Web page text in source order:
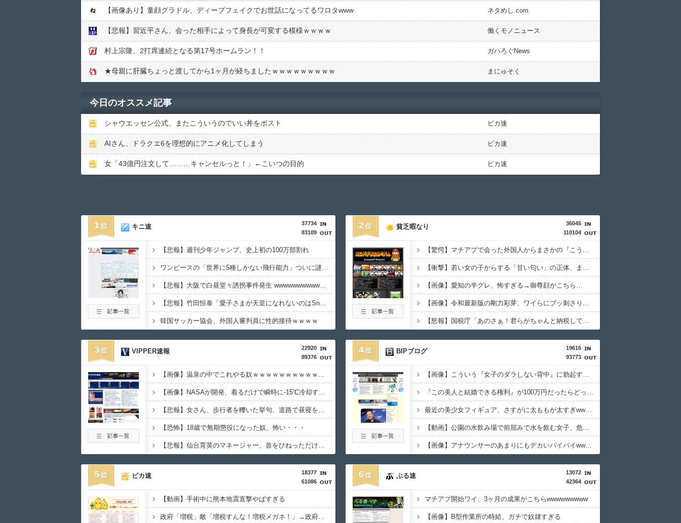
【画像あり】童顔グラドル、ディープフェイクでお世話になってるワロタwww ネタめし.com
【悲報】習近平さん、会った相手によって身長が可変する模様ｗｗｗｗ 働くモノニュース
村上宗隆、2打席連続となる第17号ホームラン！！ ガハろぐNews
★母親に肝臓ちょっと渡してから1ヶ月が経ちましたｗｗｗｗｗｗｗｗｗ まにゅそく
今日のオススメ記事
シャウエッセン公式、またこういうのでいい丼をポスト ピカ速
AIさん、ドラクエ6を理想的にアニメ化してしまう ピカ速
女「43億円注文して………キャンセルっと！」←こいつの目的 ピカ速
1
37734
83109
キニ速
【悲報】週刊少年ジャンプ、史上初の100万部割れ
ワンピースの「世界に5種しかない飛行能力」ついに謎が判明するｗｗｗｗ
【悲報】大阪で白昼堂々誘拐事件発生 wwwwwwwwwwwwwwwwwwwwwwwwwwwwwwwwwwww
【悲報】竹田恒泰「愛子さまが天皇になれないのはSnow Manに女がいないのと同じ」X民「養子案はSnow Manに竹田恒泰が入るようなもの」
韓国サッカー協会、外国人審判員に性的接待ｗｗｗｗ
2
36045
110104
貧乏暇なり
【驚愕】マチアプで会った外国人からまさかの『こう』言われたんやがこれワイ詰みか？？？？？？？
【衝撃】若い女の子からする「甘い匂い」の正体、まさか分からないDTなんておらんよな？よな？w w w w w w w w w w w
【画像】愛知の半グレ、怖すぎる→御尊顔がこちら…
【画像】令和最新版の剛力彩芽、ワイらにブッ刺さりまくりと話題にw w w w w w w w w w w w w
【怒報】国税庁「あのさぁ！君らがちゃんと納税してくれないとこうなっちゃうけどどうする？！」←これw w w w w w w w
3
22920
89376
VIPPER速報
【画像】温泉の中でこれやる奴ｗｗｗｗｗｗｗｗｗｗｗｗｗｗｗｗ
【画像】NASAが開発、着るだけで瞬時に-15℃冷却する冷感ポンチョが3,980円ｗｗｗｗｗ
【悲報】女さん、歩行者を轢いた挙句、道路で昼寝をしようとしてしまう
【恐怖】18歳で無期懲役になった奴、怖い・・・
【悲報】仙台育英のマネージャー、首をひねっただけでなぜかウインクしたことにされてしまう
4
19616
93773
BIPブログ
【画像】こういう『女子のダラしない背中』に勃起する奴wwww
『この美人と結婚できる権利』が100万円だったらどっち選ぶwwwww
最近の美少女フィギュア、さすがに太ももが太すぎwwwww
【動画】公園の水飲み場で前屈みで水を飲む女子、危うく乳が見えてしまう
【画像】アナウンサーのあまりにもデカいパイパイwwwwwwww
5
18377
61086
ピカ速
【動画】手術中に熊本地震直撃やばすぎる
政府「増税」敵「増税すんな！増税メガネ！」→政府「減税」敵「減税すんな！社会保障どうなる！」
6
13072
42364
ぶる速
マチアプ開始ワイ、3ヶ月の成果がこちらwwwwwwwww
【画像】B型作業所の時給、ガチで奴隷すぎる